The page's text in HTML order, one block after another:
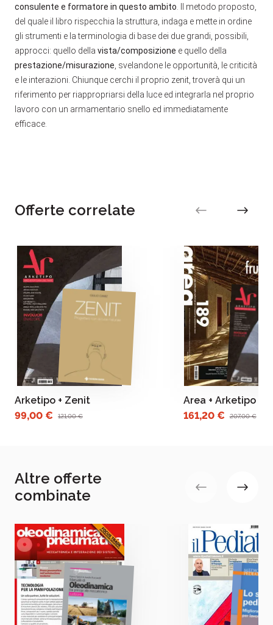
consulente e formatore in questo ambito . Il metodo proposto,
del quale il libro rispecchia la struttura, indaga e mette in ordine
gli strumenti e la terminologia di base dei due grandi, possibili,
approcci: quello della vista/composizione e quello della
prestazione/misurazione , svelandone le opportunità, le criticità
e le interazioni. Chiunque cerchi il proprio zenit, troverà qui un
riferimento per riappropriarsi della luce ed integrarla nel proprio
lavoro con un armamentario snello ed immediatamente
efficace.
Offerte correlate
Arketipo + Zenit
99,00 €
121,00 €
Area + Arketipo
161,20 €
207,00 €
Altre offerte
combinate